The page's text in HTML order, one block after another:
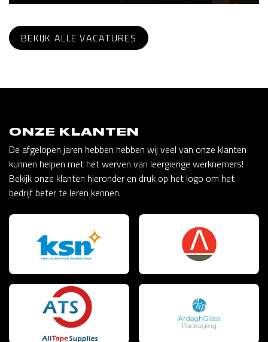
BEKIJK ALLE VACATURES
ONZE KLANTEN
De afgelopen jaren hebben hebben wij veel van onze klanten
kunnen helpen met het werven van leergierige werknemers!
Bekijk onze klanten hieronder en druk op het logo om het
bedrijf beter te leren kennen.